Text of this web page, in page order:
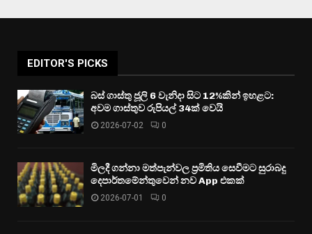
EDITOR'S PICKS
බස් ගාස්තු ජූලි 6 වැනිදා සිට 12%කින් ඉහළට:
අවම ගාස්තුව රුපියල් 34ක් වෙයි
2026-07-02 0
මිලදී ගන්නා මත්පැන්වල ප්‍රමිතිය සෙවීමට සුරාබදු
දෙපාර්තමේන්තුවෙන් නව App එකක්
2026-07-01 0